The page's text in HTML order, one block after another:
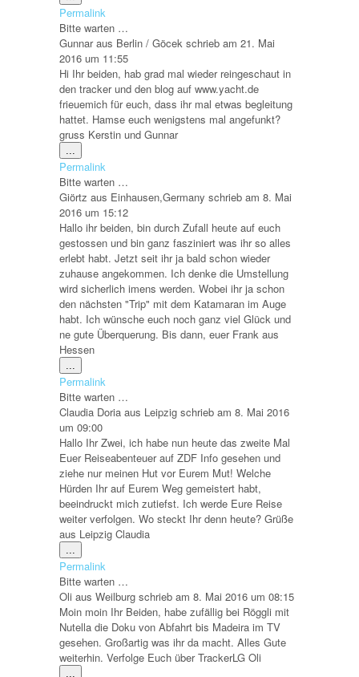
Metabox
ein-/ausblenden.
Permalink
Bitte warten …
Gunnaraus Berlin / Göcek schrieb am 21. Mai
2016 um 11:55
Hi Ihr beiden, hab grad mal wieder reingeschaut in
den tracker und den blog auf www.yacht.de
frieuemich für euch, dass ihr mal etwas begleitung
hattet. Hamse euch wenigstens mal angefunkt?
gruss Kerstin und Gunnar
Metabox
ein-/ausblenden.
Permalink
Bitte warten …
Giörtz aus Einhausen,Germany schrieb am 8. Mai
2016 um 15:12
Hallo ihr beiden, bin durch Zufall heute auf euch
gestossen und bin ganz fasziniert was ihr so alles
erlebt habt. Jetzt seit ihr ja bald schon wieder
zuhause angekommen. Ich denke die Umstellung
wird sicherlich imens werden. Wobei ihr ja schon
den nächsten "Trip" mit dem Katamaran im Auge
habt. Ich wünsche euch noch ganz viel Glück und
ne gute Überquerung. Bis dann, euer Frank aus
Hessen
Metabox
ein-/ausblenden.
Permalink
Bitte warten …
Claudia Doria aus Leipzig schrieb am 8. Mai 2016
um 09:00
Hallo Ihr Zwei, ich habe nun heute das zweite Mal
Euer Reiseabenteuer auf ZDF Info gesehen und
ziehe nur meinen Hut vor Eurem Mut! Welche
Hürden Ihr auf Eurem Weg gemeistert habt,
beeindruckt mich zutiefst. Ich werde Eure Reise
weiter verfolgen. Wo steckt Ihr denn heute? Grüße
aus Leipzig Claudia
Metabox
ein-/ausblenden.
Permalink
Bitte warten …
Oli aus Weilburg schrieb am 8. Mai 2016 um 08:15
Moin moin Ihr Beiden, habe zufällig bei Röggli mit
Nutella die Doku von Abfahrt bis Madeira im TV
gesehen. Großartig was ihr da macht. Alles Gute
weiterhin. Verfolge Euch über TrackerLG Oli